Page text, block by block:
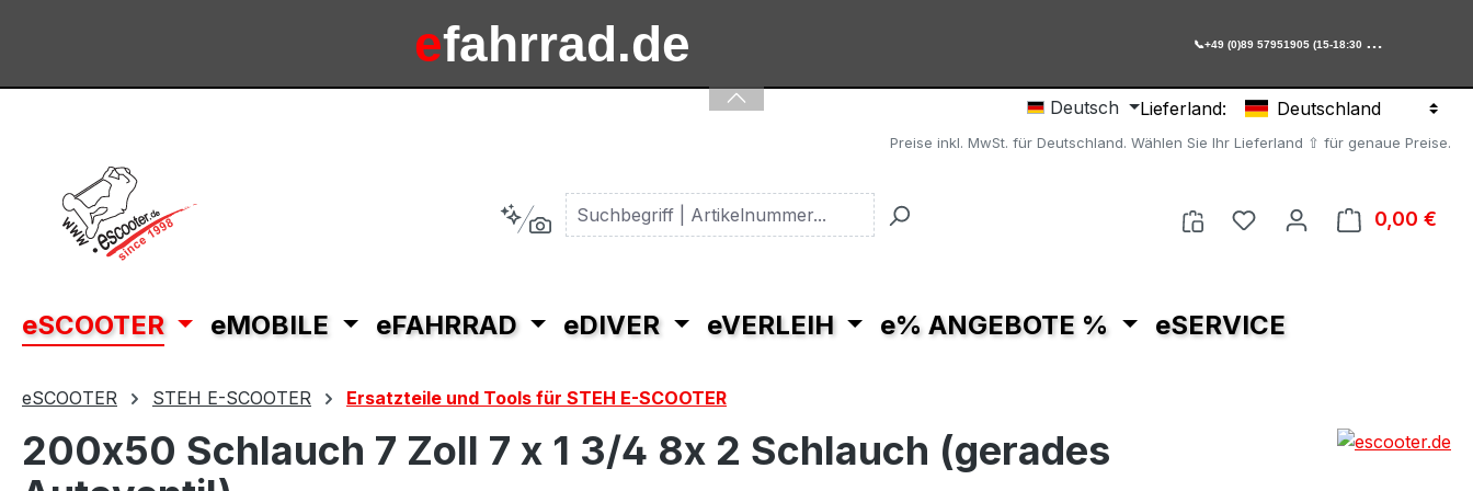
efahrrad.de 
+49 (0)89 57951905 (15-18:30 Uhr)
Deutsch Lieferland: Deutschland
Preise inkl. MwSt. für Deutschland. Wählen Sie Ihr Lieferland ⇧ für genaue Preise.
Du hast 0 Produkte auf
0,00 €
eSCOOTER eMOBILE eFAHRRAD eDIVER eVERLEIH e% ANGEBOTE % eSERVICE
eSCOOTER STEH E-SCOOTER Ersatzteile und Tools für STEH E-SCOOTER
200x50 Schlauch 7 Zoll 7 x 1 3/4 8x 2 Schlauch (gerades